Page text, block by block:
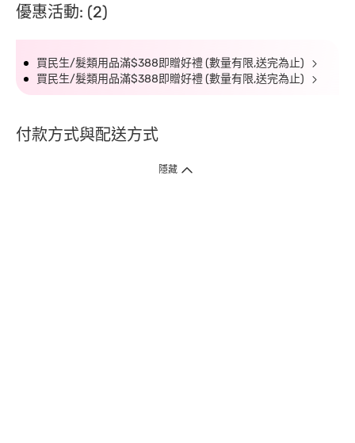
優惠活動: (2)
買民生/髮類用品滿$388即贈好禮 (數量有限,送完為止)
買民生/髮類用品滿$388即贈好禮 (數量有限,送完為止)
付款方式與配送方式
隱藏